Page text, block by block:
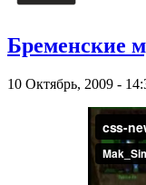
Бременские
10 Октябрь, 2009 -